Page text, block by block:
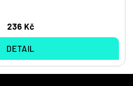
236 Kč
DETAIL